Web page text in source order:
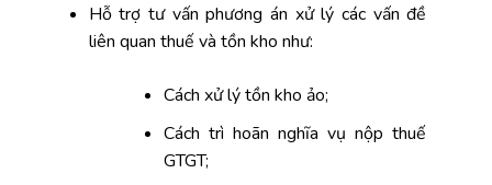
Hỗ trợ tư vấn phương án xử lý các vấn đề
liên quan thuế và tồn kho như:
Cách xử lý tồn kho ảo;
Cách trì hoãn nghĩa vụ nộp thuế
GTGT;